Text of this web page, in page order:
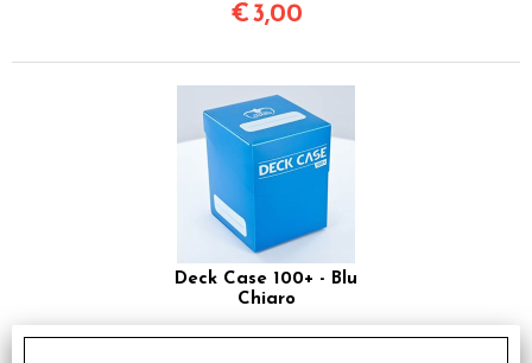
€3,00
Deck Case 100+ - Blu
Chiaro
€3,00